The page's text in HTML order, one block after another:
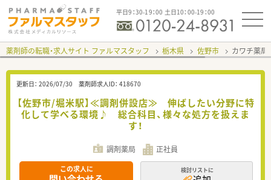
平日9：30-19：00 土日10：00-19：00
薬剤師の転職・求人サイト ファルマスタッフ 栃木県 佐野市 カワチ薬
更新日： 2026/07/30 薬剤師求人ID： 418670
【佐野市/堀米駅】≪調剤併設店≫ 伸ばしたい分野に特
化して学べる環境♪ 総合科目、様々な処方を扱えま
す！
調剤薬局 正社員
この求人に 検討リストに